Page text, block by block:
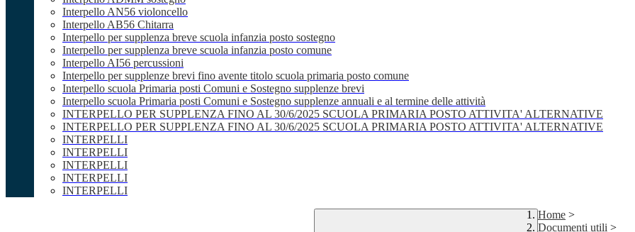
Interpello AN56 violoncello
Interpello AB56 Chitarra
Interpello per supplenza breve scuola infanzia posto sostegno
Interpello per supplenza breve scuola infanzia posto comune
Interpello AI56 percussioni
Interpello per supplenze brevi fino avente titolo scuola primaria posto comune
Interpello scuola Primaria posti Comuni e Sostegno supplenze brevi
Interpello scuola Primaria posti Comuni e Sostegno supplenze annuali e al termine delle attività
INTERPELLO PER SUPPLENZA FINO AL 30/6/2025 SCUOLA PRIMARIA POSTO ATTIVITA' ALTERNATIVE
INTERPELLO PER SUPPLENZA FINO AL 30/6/2025 SCUOLA PRIMARIA POSTO ATTIVITA' ALTERNATIVE
INTERPELLI
INTERPELLI
INTERPELLI
INTERPELLI
INTERPELLI
Home >
Documenti utili >